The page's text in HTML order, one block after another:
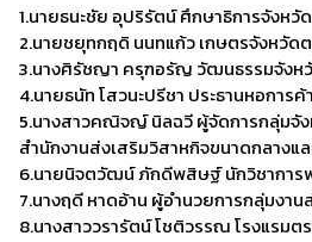
1.นายธนะชัย อุปริรัตน์ ศึกษาธิการจังหวั
2.นายชยุทกฤดิ นนทแก้ว เกษตรจังหวัด
3.นางศิรัชญา ครุฑอรัญ วัฒนธรรมจังห
4.นายธนัท โสวนะปรีชา ประธานหอการ
5.นางสาวคณิจญ์ นิลฉวี ผู้จัดการกลุ่มจั
สำนักงานส่งเสริมวิสาหกิจขนาดกลางแ
6.นายนิจตวัฒน์ ภักดีพสิษฐ์ นักวิชากา
7.นางฤดี หาดอ้าน ผู้อำนวยการกลุ่มงา
8.นางสาววรารัตน์ โชติวรรณ โรงแรมต